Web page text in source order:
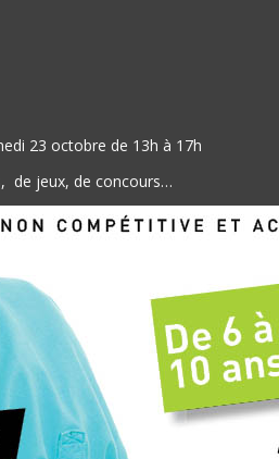
23 octobre de 13h à 17h
de jeux, de concours…